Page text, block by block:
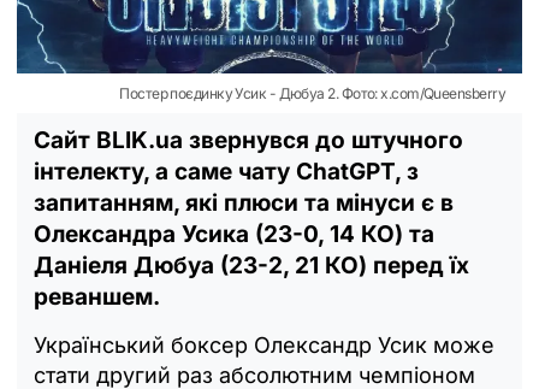
Постер поєдинку Усик - Дюбуа 2. Фото: x.com/Queensberry
Сайт BLIK.ua звернувся до штучного
інтелекту, а саме чату ChatGPT, з
запитанням, які плюси та мінуси є в
Олександра Усика (23-0, 14 КО) та
Даніеля Дюбуа (23-2, 21 КО) перед їх
реваншем.
Український боксер Олександр Усик може
стати другий раз абсолютним чемпіоном